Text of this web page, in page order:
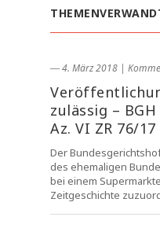
― 4. März 2018 |
zulässig –
Az. VI ZR 76/17
Der
des ehemaligen
bei einem
Zeitgeschichte